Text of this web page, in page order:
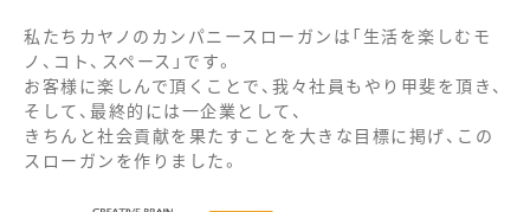
私たちカヤノのカンパニースローガンは「生活を楽しむモ
ノ、コト、スペース」です。
お客様に楽しんで頂くことで、我々社員もやり甲斐を頂き、
そして、最終的には一企業として、
きちんと社会貢献を果たすことを大きな目標に掲げ、この
スローガンを作りました。